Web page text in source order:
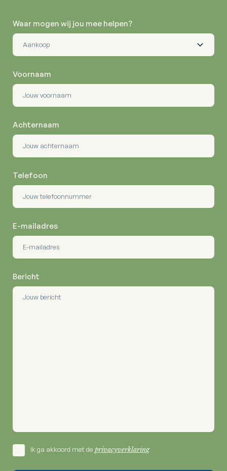
Waar mogen wij jou mee helpen?
Voornaam
Achternaam
Telefoon
E-mailadres
Bericht
Ik ga akkoord met de privacyverklaring